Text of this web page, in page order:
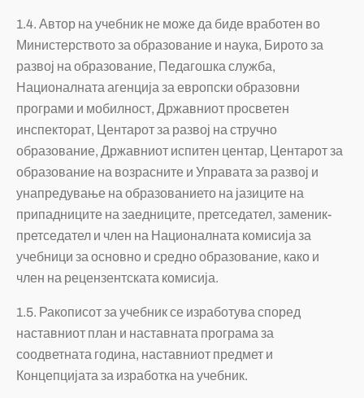
1.4. Автор на учебник не може да биде вработен во
Министерството за образование и наука, Бирото за
развој на образование, Педагошка служба,
Националната агенција за европски образовни
програми и мобилност, Државниот просветен
инспекторат, Центарот за развој на стручно
образование, Државниот испитен центар, Центарот за
образование на возрасните и Управата за развој и
унапредување на образованието на јазиците на
припадниците на заедниците, претседател, заменик-
претседател и член на Националната комисија за
учебници за основно и средно образование, како и
член на рецензентската комисија.
1.5. Ракописот за учебниксе изработува според
наставниот план и наставната програма за
соодветната година, наставниот предмет и
Концепцијата за изработка на учебник.